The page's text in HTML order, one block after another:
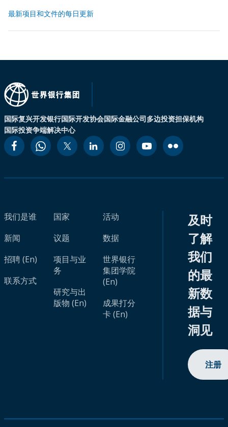
最新项目和文件的每日更新
国际复兴开发银行国际开发协会国际金融公司多边投资担保机构
国际投资争端解决中心
我们是谁
新闻
招聘 (En)
联系方式
国家
议题
项目与业
务
研究与出
版物 (En)
活动
数据
世界银行
集团学院
(En)
成果打分
卡 (En)
及时
了解
我们
的最
新数
据与
洞见
注册